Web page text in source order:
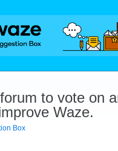
to vote on
Waze.
Box